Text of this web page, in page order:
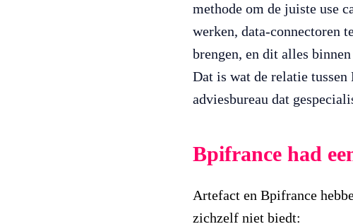
methode om de juiste use
werken, data-connectoren
brengen, en dit alles
Dat is wat de relatie
adviesbureau dat
Bpifrance had
Artefact en Bpifrance
zichzelf niet biedt: